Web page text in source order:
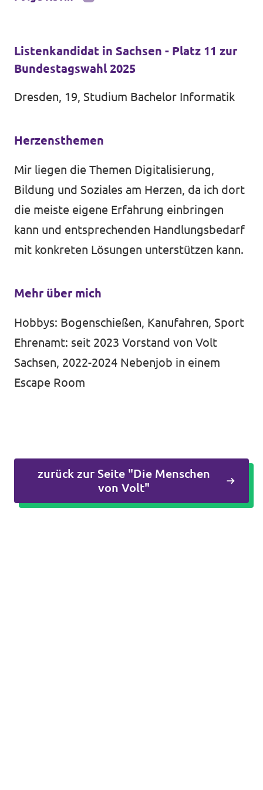
Transparenz
Datenschutz
Test
Listenkandidat in Sachsen - Platz 11 zur
Bundestagswahl 2025
Dresden, 19, Studium Bachelor Informatik
Herzensthemen
Mir liegen die Themen Digitalisierung,
Bildung und Soziales am Herzen, da ich dort
die meiste eigene Erfahrung einbringen
kann und entsprechenden Handlungsbedarf
mit konkreten Lösungen unterstützen kann.
Mehr über mich
Hobbys: Bogenschießen, Kanufahren, Sport
Ehrenamt: seit 2023 Vorstand von Volt
Sachsen, 2022-2024 Nebenjob in einem
Escape Room
zurück zur Seite "Die Menschen
von Volt"